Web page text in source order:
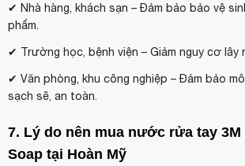
✔ Nhà hàng, khách sạn – Đảm bảo bảo vệ
phẩm.
✔ Trường học, bệnh viện – Giảm nguy cơ lây
✔ Văn phòng, khu công nghiệp – Đảm bảo
sạch sẽ, an toàn.
7. Lý do nên mua nước rửa tay 3M
Soap tại Hoàn Mỹ